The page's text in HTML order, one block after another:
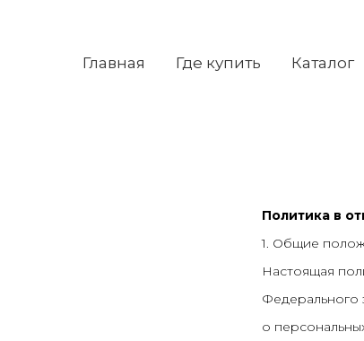
Главная Где купить Каталог
Политика в
1. Общие
Настоящая
Федерального
о